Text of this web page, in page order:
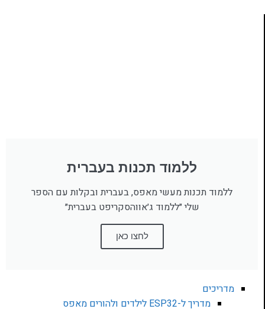
ללמוד תכנות בעברית
ללמוד תכנות מעשי מאפס, בעברית ובקלות עם הספר
שלי ״ללמוד ג׳אווהסקריפט בעברית״
לחצו כאן
מדריכים
מדריך ל-ESP32 לילדים ולהורים מאפס